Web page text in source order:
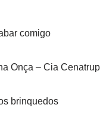
comigo
Onça – Cia
brinquedos